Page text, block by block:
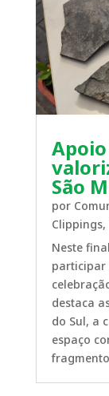
São
por
Clippings,
Neste
participar
destaca
do Sul, a
espaço